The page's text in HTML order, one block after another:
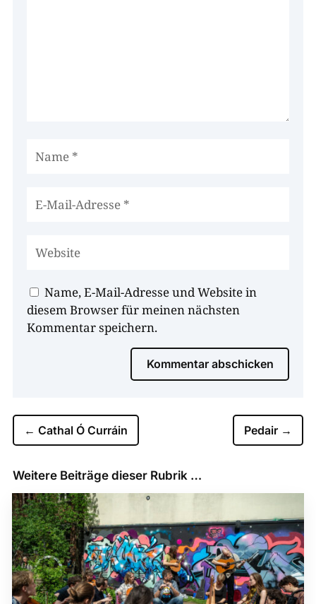
Name, E-Mail-Adresse und Website in
diesem Browser für meinen nächsten
Kommentar speichern.
Kommentar abschicken
← Cathal Ó Curráin Pedair →
Weitere Beiträge dieser Rubrik …